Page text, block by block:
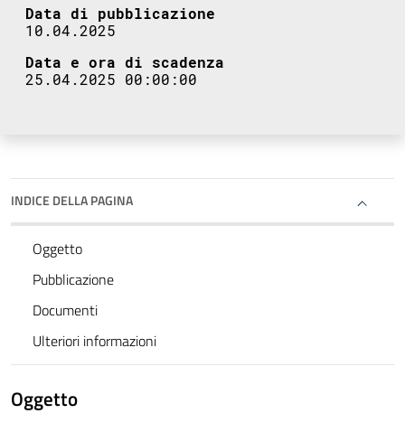
Data di pubblicazione
10.04.2025
Data e ora di scadenza
25.04.2025 00:00:00
INDICE DELLA PAGINA
Oggetto
Pubblicazione
Documenti
Ulteriori informazioni
Oggetto